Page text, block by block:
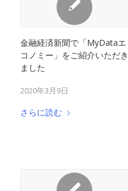
金融経済新聞で「MyDataエ
コノミー」をご紹介いただき
ました
2020年3月9日
さらに読む